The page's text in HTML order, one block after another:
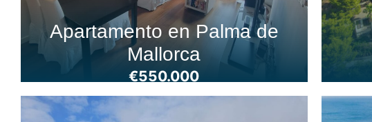
Apartamento en Palma de
Mallorca
€550.000